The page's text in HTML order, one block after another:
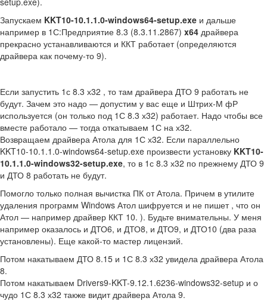
Запускаем KKT10-10.1.1.0-windows64-setup.exe и дальше
например в 1С:Предприятие 8.3 (8.3.11.2867) x64 драйвера
прекрасно устанавливаются и ККТ работает (определяются
драйвера как почему-то 9).
Если запустить 1с 8.3 х32 , то там драйвера ДТО 9 работать не
будут. Зачем это надо — допустим у вас еще и Штрих-М фР
используется (он только под 1С 8.3 х32) работает. Надо чтобы все
вместе работало — тогда откатываем 1С на х32.
Возвращаем драйвера Атола для 1С х32. Если параллельно
KKT10-10.1.1.0-windows64-setup.exe произвести установку KKT10-
10.1.1.0-windows32-setup.exe, то в 1с 8.3 х32 по прежнему ДТО 9
и ДТО 8 работать не будут.
Помогло только полная вычистка ПК от Атола. Причем в утилите
удаления программ Windows Атол шифруется и не пишет , что он
Атол — например драйвер ККТ 10. ). Будьте внимательны. У меня
например оказалось и ДТО6, и ДТО8, и ДТО9, и ДТО10 (два раза
установлены). Еще какой-то мастер лицензий.
Потом накатываем ДТО 8.15 и 1С 8.3 х32 увидела драйвера Атола
8.
Потом накатываем Drivers9-KKT-9.12.1.6236-windows32-setup и о
чудо 1С 8.3 х32 также видит драйвера Атола 9.